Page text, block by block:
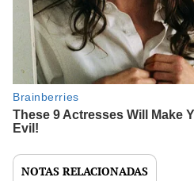
NOTAS RELACIONADAS